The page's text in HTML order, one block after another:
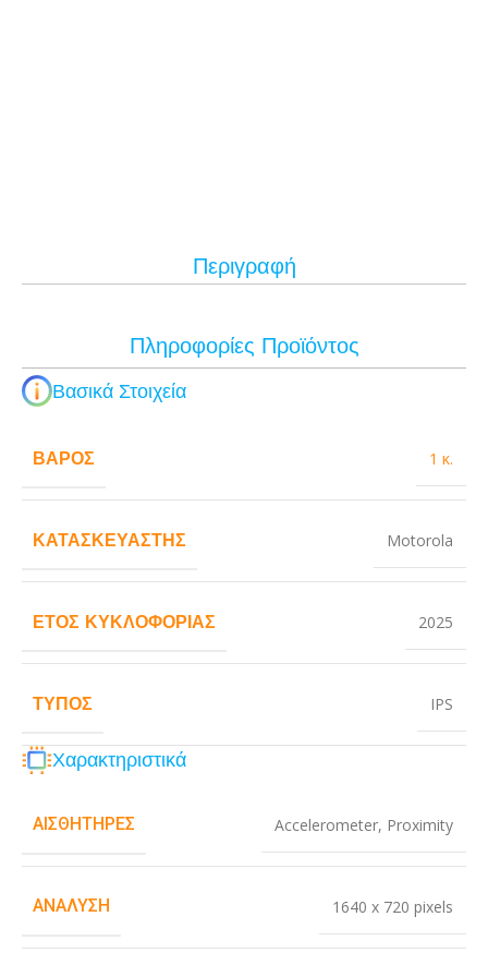
Περιγραφή
Πληροφορίες Προϊόντος
Βασικά Στοιχεία
ΒΆΡΟΣ 1 κ.
ΚΑΤΑΣΚΕΥΑΣΤΉΣ Motorola
ΈΤΟΣ ΚΥΚΛΟΦΟΡΊΑΣ 2025
ΤΎΠΟΣ IPS
Χαρακτηριστικά
ΑΙΣΘΗΤΉΡΕΣ Accelerometer, Proximity
ΑΝΆΛΥΣΗ 1640 x 720 pixels